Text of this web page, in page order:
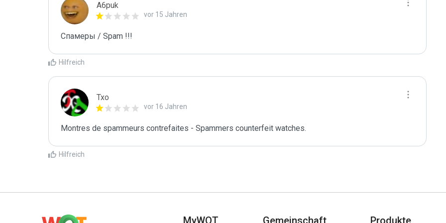
A6puk
vor 15 Jahren
Спамеры / Spam !!!
Hilfreich
Txo
vor 16 Jahren
Montres de spammeurs contrefaites - Spammers counterfeit watches.
Hilfreich
MyWOT Gemeinschaft Produkte